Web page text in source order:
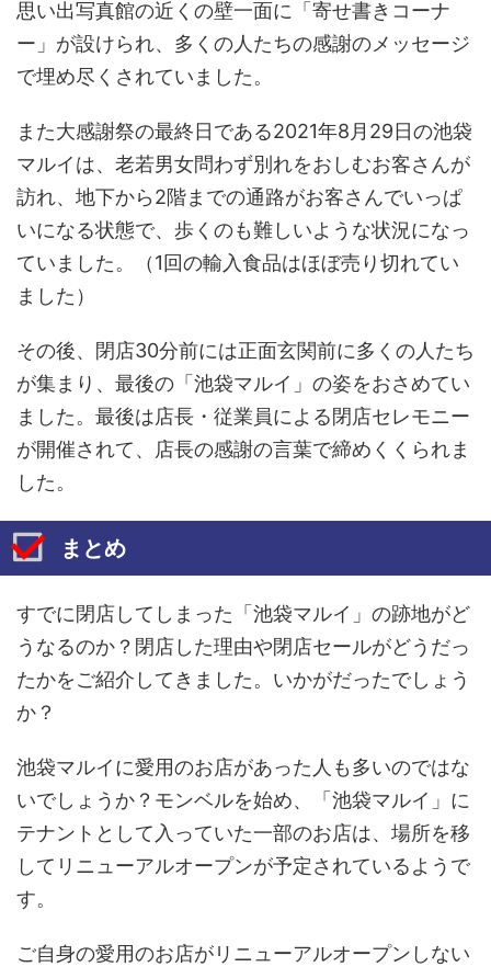
思い出写真館の近くの壁一面に「寄せ書きコーナ
ー」が設けられ、多くの人たちの感謝のメッセージ
で埋め尽くされていました。
また大感謝祭の最終日である2021年8月29日の池袋
マルイは、老若男女問わず別れをおしむお客さんが
訪れ、地下から2階までの通路がお客さんでいっぱ
いになる状態で、歩くのも難しいような状況になっ
ていました。（1回の輸入食品はほぼ売り切れてい
ました）
その後、閉店30分前には正面玄関前に多くの人たち
が集まり、最後の「池袋マルイ」の姿をおさめてい
ました。最後は店長・従業員による閉店セレモニー
が開催されて、店長の感謝の言葉で締めくくられま
した。
まとめ
すでに閉店してしまった「池袋マルイ」の跡地がど
うなるのか？閉店した理由や閉店セールがどうだっ
たかをご紹介してきました。いかがだったでしょう
か？
池袋マルイに愛用のお店があった人も多いのではな
いでしょうか？モンベルを始め、「池袋マルイ」に
テナントとして入っていた一部のお店は、場所を移
してリニューアルオープンが予定されているようで
す。
ご自身の愛用のお店がリニューアルオープンしない